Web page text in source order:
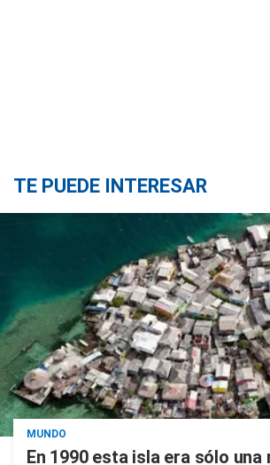
TE PUEDE INTERESAR
MUNDO
En 1990 esta isla era sólo una